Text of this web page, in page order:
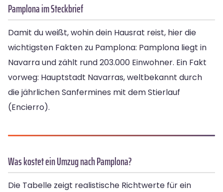
Pamplona im Steckbrief
Damit du weißt, wohin dein Hausrat reist, hier die
wichtigsten Fakten zu Pamplona: Pamplona liegt in
Navarra und zählt rund 203.000 Einwohner. Ein Fakt
vorweg: Hauptstadt Navarras, weltbekannt durch
die jährlichen Sanfermines mit dem Stierlauf
(Encierro).
Was kostet ein Umzug nach Pamplona?
Die Tabelle zeigt realistische Richtwerte für ein